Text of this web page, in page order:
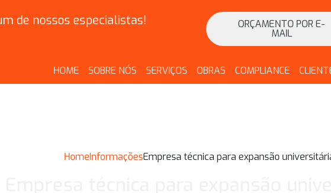
de nossos especialistas! ORÇAMENTO POR E-
MAIL
HOME SOBRE NÓS SERVIÇOS OBRAS COMPLIANCE
HomeInformaçõesEmpresa técnica para expansão